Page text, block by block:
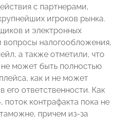
с партнерами,
игроков рынка.
и электронных
налогообложения,
а также отметили, что
может быть полностью
как и не может
его ответственности. Как
поток контрафакта пока не
причем из-за